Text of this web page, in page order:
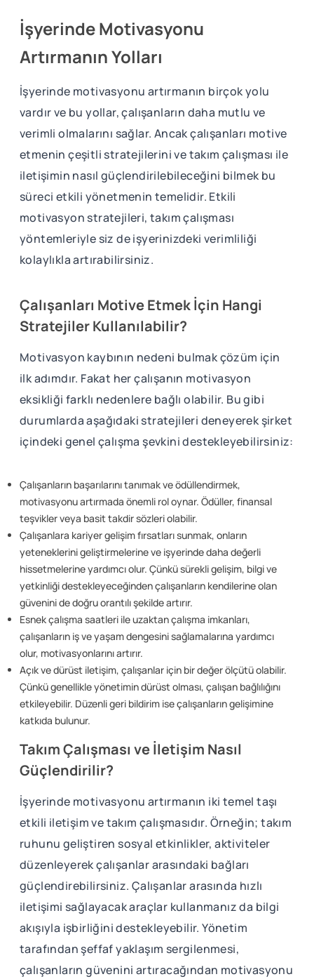
İşyerinde Motivasyonu
Artırmanın Yolları
İşyerinde motivasyonu artırmanın birçok yolu
vardır ve bu yollar, çalışanların daha mutlu ve
verimli olmalarını sağlar. Ancak çalışanları motive
etmenin çeşitli stratejilerini ve takım çalışması ile
iletişimin nasıl güçlendirilebileceğini bilmek bu
süreci etkili yönetmenin temelidir. Etkili
motivasyon stratejileri, takım çalışması
yöntemleriyle siz de işyerinizdeki verimliliği
kolaylıkla artırabilirsiniz.
Çalışanları Motive Etmek İçin Hangi
Stratejiler Kullanılabilir?
Motivasyon kaybının nedeni bulmak çözüm için
ilk adımdır. Fakat her çalışanın motivasyon
eksikliği farklı nedenlere bağlı olabilir. Bu gibi
durumlarda aşağıdaki stratejileri deneyerek şirket
içindeki genel çalışma şevkini destekleyebilirsiniz:
Çalışanların başarılarını tanımak ve ödüllendirmek,
motivasyonu artırmada önemli rol oynar. Ödüller, finansal
teşvikler veya basit takdir sözleri olabilir.
Çalışanlara kariyer gelişim fırsatları sunmak, onların
yeteneklerini geliştirmelerine ve işyerinde daha değerli
hissetmelerine yardımcı olur. Çünkü sürekli gelişim, bilgi ve
yetkinliği destekleyeceğinden çalışanların kendilerine olan
güvenini de doğru orantılı şekilde artırır.
Esnek çalışma saatleri ile uzaktan çalışma imkanları,
çalışanların iş ve yaşam dengesini sağlamalarına yardımcı
olur, motivasyonlarını artırır.
Açık ve dürüst iletişim, çalışanlar için bir değer ölçütü olabilir.
Çünkü genellikle yönetimin dürüst olması, çalışan bağlılığını
etkileyebilir. Düzenli geri bildirim ise çalışanların gelişimine
katkıda bulunur.
Takım Çalışması ve İletişim Nasıl
Güçlendirilir?
İşyerinde motivasyonu artırmanın iki temel taşı
etkili iletişim ve takım çalışmasıdır. Örneğin; takım
ruhunu geliştiren sosyal etkinlikler, aktiviteler
düzenleyerek çalışanlar arasındaki bağları
güçlendirebilirsiniz. Çalışanlar arasında hızlı
iletişimi sağlayacak araçlar kullanmanız da bilgi
akışıyla işbirliğini destekleyebilir. Yönetim
tarafından şeffaf yaklaşım sergilenmesi,
çalışanların güvenini artıracağından motivasyonu